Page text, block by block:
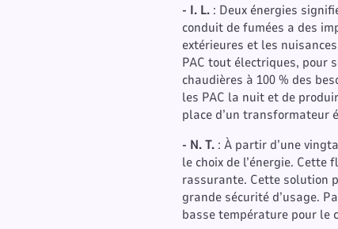
- I. L.: Deux énergies
conduit de fumées a des
extérieures et les
PAC tout électriques, pour
chaudières à 100 % des
les PAC la nuit et de
place d’un transformateur
- N. T. : À partir d’une
le choix de l’énergie.
rassurante. Cette solution
grande sécurité d’usage.
basse température pour le